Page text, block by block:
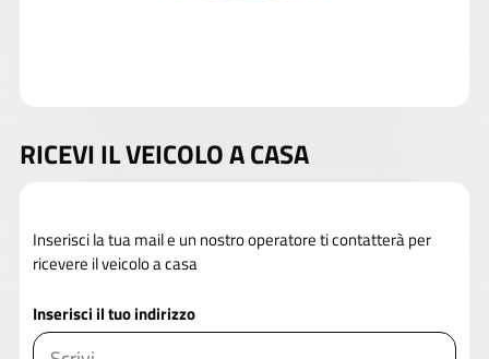
RICEVI IL VEICOLO A CASA
Inserisci la tua mail e un nostro operatore ti contatterà per
ricevere il veicolo a casa
Inserisci il tuo indirizzo